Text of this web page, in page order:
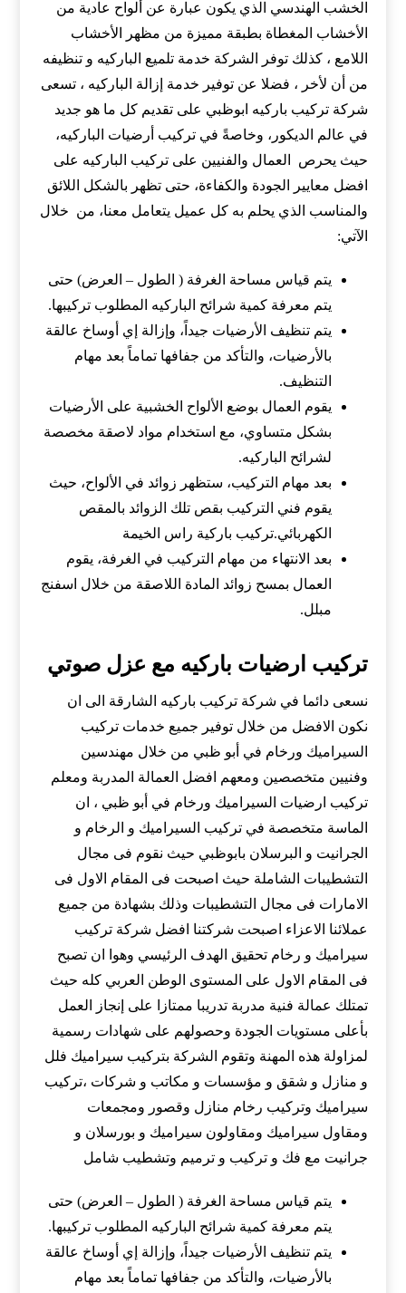
الخشب الهندسي الذي يكون عبارة عن ألواح عادية من
الأخشاب المغطاة بطبقة مميزة من مظهر الأخشاب
اللامع ، كذلك توفر الشركة خدمة تلميع الباركيه و تنظيفه
من أن لأخر ، فضلا عن توفير خدمة إزالة الباركيه ، تسعى
شركة تركيب باركيه ابوظبي على تقديم كل ما هو جديد
في عالم الديكور، وخاصةً في تركيب أرضيات الباركيه،
حيث يحرص العمال والفنيين على تركيب الباركيه على
افضل معايير الجودة والكفاءة، حتى تظهر بالشكل اللائق
والمناسب الذي يحلم به كل عميل يتعامل معنا، من خلال
الآتي:
يتم قياس مساحة الغرفة ( الطول – العرض) حتى
يتم معرفة كمية شرائح الباركيه المطلوب تركيبها.
يتم تنظيف الأرضيات جيداً، وإزالة إي أوساخ عالقة
بالأرضيات، والتأكد من جفافها تماماً بعد مهام
التنظيف.
يقوم العمال بوضع الألواح الخشبية على الأرضيات
بشكل متساوي، مع استخدام مواد لاصقة مخصصة
لشرائح الباركيه.
بعد مهام التركيب، ستظهر زوائد في الألواح، حيث
يقوم فني التركيب بقص تلك الزوائد بالمقص
الكهربائي.تركيب باركية راس الخيمة
بعد الانتهاء من مهام التركيب في الغرفة، يقوم
العمال بمسح زوائد المادة اللاصقة من خلال اسفنج
مبلل.
تركيب ارضيات باركيه مع عزل صوتي
نسعى دائما في شركة تركيب باركيه الشارقة الى ان
نكون الافضل من خلال توفير جميع خدمات تركيب
السيراميك ورخام في أبو ظبي من خلال مهندسين
وفنيين متخصصين ومعهم افضل العمالة المدربة ومعلم
تركيب ارضيات السيراميك ورخام في أبو ظبي ، ان
الماسة متخصصة في تركيب السيراميك و الرخام و
الجرانيت و البرسلان بابوظبي حيث نقوم فى مجال
التشطيبات الشاملة حيث اصبحت فى المقام الاول فى
الامارات فى مجال التشطيبات وذلك بشهادة من جميع
عملائنا الاعزاء اصبحت شركتنا افضل شركة تركيب
سيراميك و رخام تحقيق الهدف الرئيسي وهوا ان تصبح
فى المقام الاول على المستوى الوطن العربي كله حيث
تمتلك عمالة فنية مدربة تدريبا ممتازا على إنجاز العمل
بأعلى مستويات الجودة وحصولهم على شهادات رسمية
لمزاولة هذه المهنة وتقوم الشركة بتركيب سيراميك فلل
و منازل و شقق و مؤسسات و مكاتب و شركات ،تركيب
سيراميك وتركيب رخام منازل وقصور ومجمعات
ومقاول سيراميك ومقاولون سيراميك و بورسلان و
جرانيت مع فك و تركيب و ترميم وتشطيب شامل
يتم قياس مساحة الغرفة ( الطول – العرض) حتى
يتم معرفة كمية شرائح الباركيه المطلوب تركيبها.
يتم تنظيف الأرضيات جيداً، وإزالة إي أوساخ عالقة
بالأرضيات، والتأكد من جفافها تماماً بعد مهام